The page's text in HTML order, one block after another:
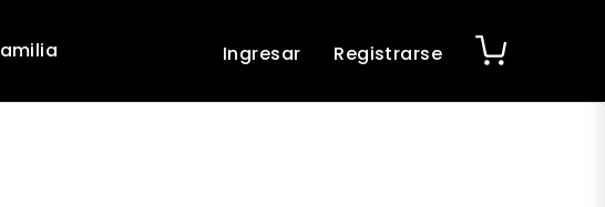
Ingresar Registrarse